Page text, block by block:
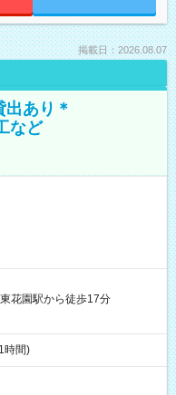
掲載日：2026.08.07
出あり＊
など
東花園駅から徒歩17分
時間)